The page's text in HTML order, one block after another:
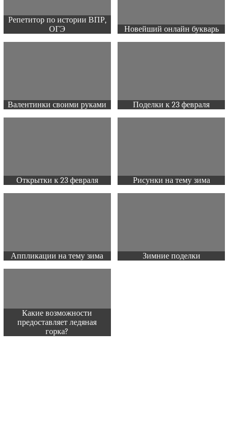
Репетитор по истории ВПР,
ОГЭ
Новейший онлайн букварь
Валентинки своими руками Поделки к 23 февраля
Открытки к 23 февраля Рисунки на тему зима
Аппликации на тему зима Зимние поделки
Какие возможности
предоставляет ледяная
горка?